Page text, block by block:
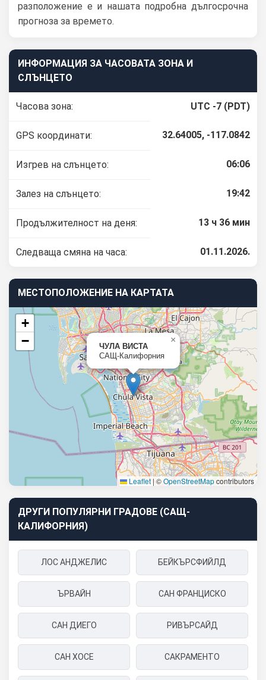
разположение е и нашата подробна дългосрочна
прогноза за времето.
ИНФОРМАЦИЯ ЗА ЧАСОВАТА ЗОНА И
СЛЪНЦЕТО
Часова зона: UTC -7 (PDT)
GPS координати: 32.64005, -117.0842
Изгрев на слънцето: 06:06
Залез на слънцето: 19:42
Продължителност на деня: 13 ч 36 мин
Следваща смяна на часа: 01.11.2026.
МЕСТОПОЛОЖЕНИЕ НА КАРТАТА
ЧУЛА ВИСТА
САЩ-Калифорния
×
+
−
Leaflet|©OpenStreetMapcontributors
ДРУГИ ПОПУЛЯРНИ ГРАДОВЕ (САЩ-
КАЛИФОРНИЯ)
ЛОС АНДЖЕЛИС БЕЙКЪРСФИЙЛД
ЪРВАЙН САН ФРАНЦИСКО
САН ДИЕГО РИВЪРСАЙД
САН ХОСЕ САКРАМЕНТО